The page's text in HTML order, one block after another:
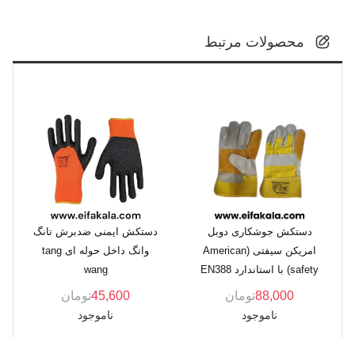
محصولات مرتبط
دستکش جوشکاری دوبل
امریکن سیفتی (American
safety) با استاندارد EN388
88,000تومان
ناموجود
دستکش ایمنی ضدبرش تانگ
وانگ داخل حوله ای tang
wang
45,600تومان
ناموجود